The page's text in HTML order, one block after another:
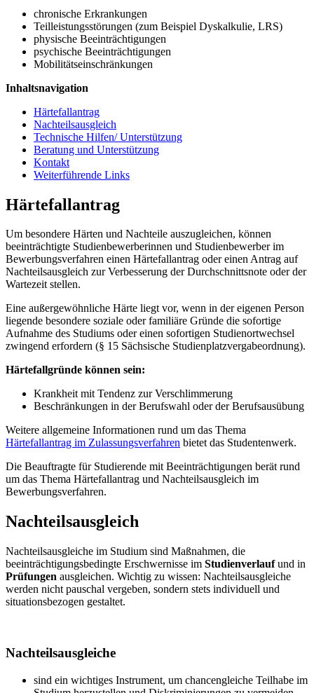
chronische Erkrankungen
Teilleistungsstörungen (zum Beispiel Dyskalkulie, LRS)
physische Beeinträchtigungen
psychische Beeinträchtigungen
Mobilitätseinschränkungen
Inhaltsnavigation
Härtefallantrag
Nachteilsausgleich
Technische Hilfen/ Unterstützung
Beratung und Unterstützung
Kontakt
Weiterführende Links
Härtefallantrag
Um besondere Härten und Nachteile auszugleichen, können
beeinträchtigte Studienbewerberinnen und Studienbewerber im
Bewerbungsverfahren einen Härtefallantrag oder einen Antrag auf
Nachteilsausgleich zur Verbesserung der Durchschnittsnote oder der
Wartezeit stellen.
Eine außergewöhnliche Härte liegt vor, wenn in der eigenen Person
liegende besondere soziale oder familiäre Gründe die sofortige
Aufnahme des Studiums oder einen sofortigen Studienortwechsel
zwingend erfordern (§ 15 Sächsische Studienplatzvergabeordnung).
Härtefallgründe können sein:
Krankheit mit Tendenz zur Verschlimmerung
Beschränkungen in der Berufswahl oder der Berufsausübung
Weitere allgemeine Informationen rund um das Thema
Härtefallantrag im Zulassungsverfahren bietet das Studentenwerk.
Die Beauftragte für Studierende mit Beeinträchtigungen berät rund
um das Thema Härtefallantrag und Nachteilsausgleich im
Bewerbungsverfahren.
Nachteilsausgleich
Nachteilsausgleiche im Studium sind Maßnahmen, die
beeinträchtigungsbedingte Erschwernisse im Studienverlaufund in
Prüfungen ausgleichen. Wichtig zu wissen: Nachteilsausgleiche
werden nicht pauschal vergeben, sondern stets individuell und
situationsbezogen gestaltet.
Nachteilsausgleiche
sind ein wichtiges Instrument, um chancengleiche Teilhabe im